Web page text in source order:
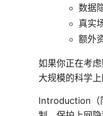
数据
真实
额外
如果你正在考
大规模的科学
Introduction（